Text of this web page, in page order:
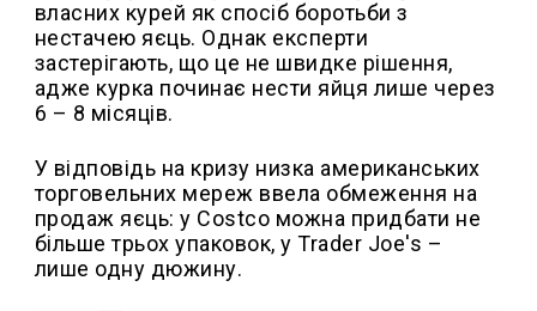
власних курей як спосіб боротьби з
нестачею яєць. Однак експерти
застерігають, що це не швидке рішення,
адже курка починає нести яйця лише через
6 – 8 місяців.
У відповідь на кризу низка американських
торговельних мереж ввела обмеження на
продаж яєць: у Costco можна придбати не
більше трьох упаковок, у Trader Joe's –
лише одну дюжину.